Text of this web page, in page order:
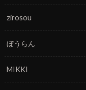
zirosou
ぼうらん
MIKKI